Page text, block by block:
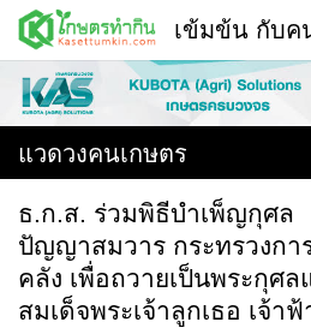
Skip
content
พืช
หน้าแรก
แวดวงเกษตร
ใคร ทำอะไร ที่ไหน
สถานีข่าววันนี้
เข้มข้น กับค
แวดวงคนเกษตร
ธ.ก.ส. ร่วมพิธีบำเพ็ญกุศล
ปัญญาสมวาร กระทรวงกา
คลัง เพื่อถวายเป็นพระกุศล
สมเด็จพระเจ้าลูกเธอ เจ้าฟ้